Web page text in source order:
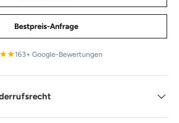
Bestpreis-Anfrage
163+ Google-Bewertungen